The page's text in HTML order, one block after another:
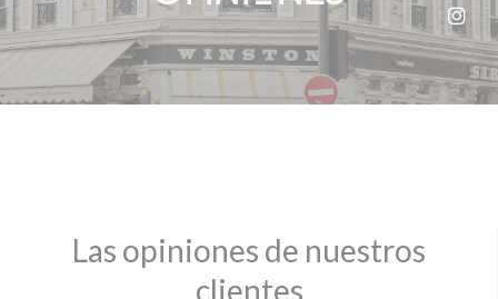
Las opiniones de nuestros
clientes